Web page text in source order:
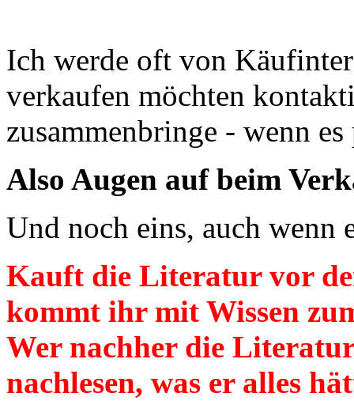
Ich werde oft von
verkaufen möchten
zusammenbringe - wenn es
Also Augen auf beim
Und noch eins, auch wenn
Kauft die Literatur vor
kommt ihr mit Wissen
Wer nachher die
nachlesen, was er alles